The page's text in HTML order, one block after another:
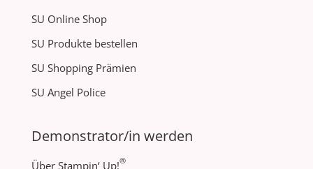
SU Online Shop
SU Produkte bestellen
SU Shopping Prämien
SU Angel Police
Demonstrator/in werden
Über Stampin‘ Up!®